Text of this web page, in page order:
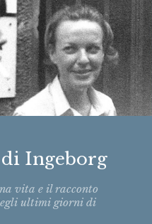
Ingeborg
vita e il racconto
ultimi giorni di